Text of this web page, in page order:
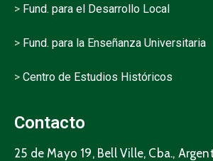
> Fund. para el Desarrollo Local
> Fund. para la Enseñanza Universitaria
> Centro de Estudios Históricos
Contacto
25 de Mayo 19, Bell Ville, Cba.,